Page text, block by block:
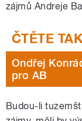
zájmů Andreje
Ondřej
pro AB
Budou-li